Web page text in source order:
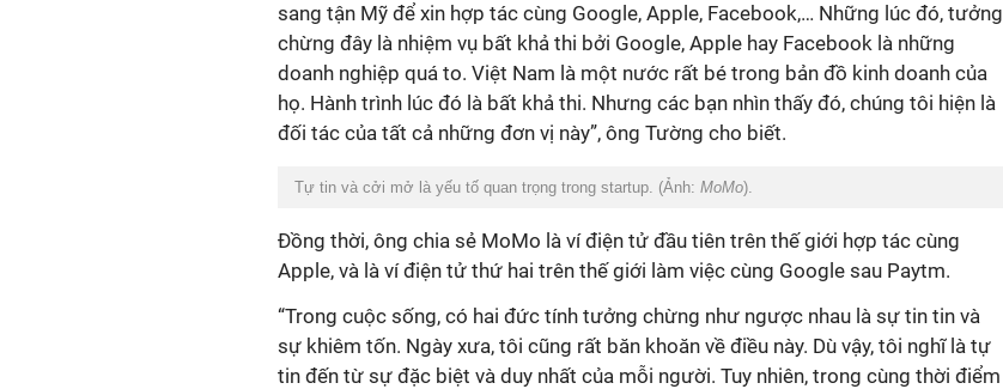
sang tận Mỹ để xin hợp tác cùng Google, Apple, Facebook,… Những lúc đó, tưởng
chừng đây là nhiệm vụ bất khả thi bởi Google, Apple hay Facebook là những
doanh nghiệp quá to. Việt Nam là một nước rất bé trong bản đồ kinh doanh của
họ. Hành trình lúc đó là bất khả thi. Nhưng các bạn nhìn thấy đó, chúng tôi hiện là
đối tác của tất cả những đơn vị này”, ông Tường cho biết.
Tự tin và cởi mở là yếu tố quan trọng trong startup. (Ảnh: MoMo).
Đồng thời, ông chia sẻ MoMo là ví điện tử đầu tiên trên thế giới hợp tác cùng
Apple, và là ví điện tử thứ hai trên thế giới làm việc cùng Google sau Paytm.
“Trong cuộc sống, có hai đức tính tưởng chừng như ngược nhau là sự tin tin và
sự khiêm tốn. Ngày xưa, tôi cũng rất băn khoăn về điều này. Dù vậy, tôi nghĩ là tự
tin đến từ sự đặc biệt và duy nhất của mỗi người. Tuy nhiên, trong cùng thời điểm